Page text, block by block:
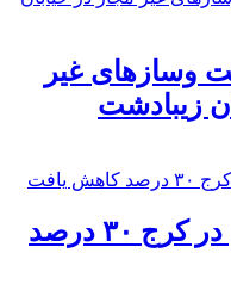
وسازهای غیر
زیبادشت
️قیمت مسکن در کرج ۳۰ درصد